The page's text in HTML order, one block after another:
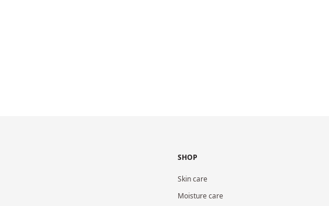
SHOP
Skin care
Moisture care